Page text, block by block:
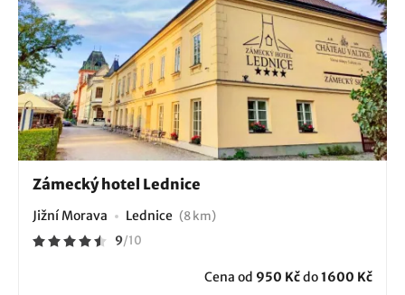
Zámecký hotel Lednice
Jižní Morava Lednice (8 km)
9/10
Cena od 950 Kčdo1600 Kč